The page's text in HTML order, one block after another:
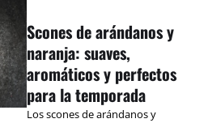
Scones de arándanos y
naranja: suaves,
aromáticos y perfectos
para la temporada
Los scones de arándanos y